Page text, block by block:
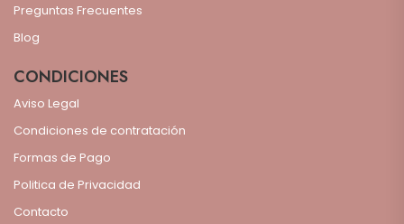
Preguntas Frecuentes
Blog
CONDICIONES
Aviso Legal
Condiciones de contratación
Formas de Pago
Politica de Privacidad
Contacto